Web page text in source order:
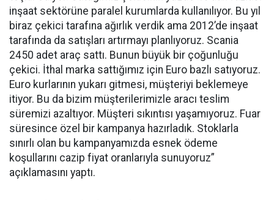
inşaat sektörüne paralel kurumlarda kullanılıyor. Bu yıl
biraz çekici tarafına ağırlık verdik ama 2012’de inşaat
tarafında da satışları artırmayı planlıyoruz. Scania
2450 adet araç sattı. Bunun büyük bir çoğunluğu
çekici. İthal marka sattığımız için Euro bazlı satıyoruz.
Euro kurlarının yukarı gitmesi, müşteriyi beklemeye
itiyor. Bu da bizim müşterilerimizle aracı teslim
süremizi azaltıyor. Müşteri sıkıntısı yaşamıyoruz. Fuar
süresince özel bir kampanya hazırladık. Stoklarla
sınırlı olan bu kampanyamızda esnek ödeme
koşullarını cazip fiyat oranlarıyla sunuyoruz”
açıklamasını yaptı.